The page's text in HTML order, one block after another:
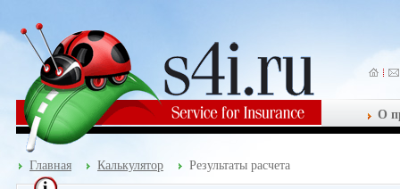
О
Главная Калькулятор Результаты расчета